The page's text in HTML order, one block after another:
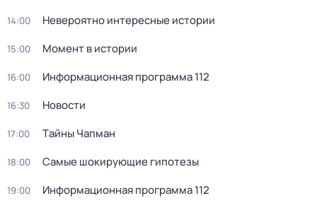
14:00 Невероятно интересные истории
15:00 Момент в истории
16:00 Информационная программа 112
16:30 Новости
17:00 Тaйны Чапман
18:00 Самые шoкиpующие гипотезы
19:00 Информационная программа 112